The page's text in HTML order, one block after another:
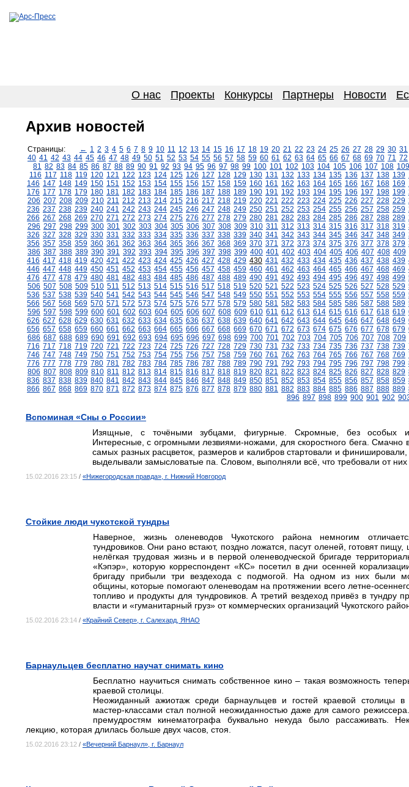
О нас Проекты Конкурсы Партнеры Новости
Архив новостей
Страницы: ← 1 2 3 4 5 6 7 8 9 10 11 12 13 14 15 16 17 18 19 20 21 22 23 24 25 26 27 28 29 30 31
40 41 42 43 44 45 46 47 48 49 50 51 52 53 54 55 56 57 58 59 60 61 62 63 64 65 66 67 68 69 70 71 72
81 82 83 84 85 86 87 88 89 90 91 92 93 94 95 96 97 98 99 100 101 102 103 104 105 106 107 108 109
116 117 118 119 120 121 122 123 124 125 126 127 128 129 130 131 132 133 134 135 136 137 138 139
146 147 148 149 150 151 152 153 154 155 156 157 158 159 160 161 162 163 164 165 166 167 168 169
176 177 178 179 180 181 182 183 184 185 186 187 188 189 190 191 192 193 194 195 196 197 198 199
206 207 208 209 210 211 212 213 214 215 216 217 218 219 220 221 222 223 224 225 226 227 228 229
236 237 238 239 240 241 242 243 244 245 246 247 248 249 250 251 252 253 254 255 256 257 258 259
266 267 268 269 270 271 272 273 274 275 276 277 278 279 280 281 282 283 284 285 286 287 288 289
296 297 298 299 300 301 302 303 304 305 306 307 308 309 310 311 312 313 314 315 316 317 318 319
326 327 328 329 330 331 332 333 334 335 336 337 338 339 340 341 342 343 344 345 346 347 348 349
356 357 358 359 360 361 362 363 364 365 366 367 368 369 370 371 372 373 374 375 376 377 378 379
386 387 388 389 390 391 392 393 394 395 396 397 398 399 400 401 402 403 404 405 406 407 408 409
416 417 418 419 420 421 422 423 424 425 426 427 428 429 430 431 432 433 434 435 436 437 438 439
446 447 448 449 450 451 452 453 454 455 456 457 458 459 460 461 462 463 464 465 466 467 468 469
476 477 478 479 480 481 482 483 484 485 486 487 488 489 490 491 492 493 494 495 496 497 498 499
506 507 508 509 510 511 512 513 514 515 516 517 518 519 520 521 522 523 524 525 526 527 528 529
536 537 538 539 540 541 542 543 544 545 546 547 548 549 550 551 552 553 554 555 556 557 558 559
566 567 568 569 570 571 572 573 574 575 576 577 578 579 580 581 582 583 584 585 586 587 588 589
596 597 598 599 600 601 602 603 604 605 606 607 608 609 610 611 612 613 614 615 616 617 618 619
626 627 628 629 630 631 632 633 634 635 636 637 638 639 640 641 642 643 644 645 646 647 648 649
656 657 658 659 660 661 662 663 664 665 666 667 668 669 670 671 672 673 674 675 676 677 678 679
686 687 688 689 690 691 692 693 694 695 696 697 698 699 700 701 702 703 704 705 706 707 708 709
716 717 718 719 720 721 722 723 724 725 726 727 728 729 730 731 732 733 734 735 736 737 738 739
746 747 748 749 750 751 752 753 754 755 756 757 758 759 760 761 762 763 764 765 766 767 768 769
776 777 778 779 780 781 782 783 784 785 786 787 788 789 790 791 792 793 794 795 796 797 798 799
806 807 808 809 810 811 812 813 814 815 816 817 818 819 820 821 822 823 824 825 826 827 828 829
836 837 838 839 840 841 842 843 844 845 846 847 848 849 850 851 852 853 854 855 856 857 858 859
866 867 868 869 870 871 872 873 874 875 876 877 878 879 880 881 882 883 884 885 886 887 888 889
896 897 898 899 900 901 902
Вспоминая «Сны о России»
Изящные, с точёными зубцами, фигурные. Скромные, без особых
Интересные, с огромными лезвиями-ножами, для скоростного бега. Смачно
самых разных расцветок, размеров и калибров стартовали и
выделывали замысловатые па. Словом, выполняли всё, что требовали от них
15.02.2016 23:15 / «Нижегородская правда», г. Нижний Новгород
Стойкие люди чукотской тундры
Наверное, жизнь оленеводов Чукотского района немногим
тундровиков. Они рано встают, поздно ложатся, пасут оленей, готовят пищу,
нелёгкая трудовая жизнь и в первой оленеводческой бригаде
«Кэпэр», которую корреспондент «КС» посетил в дни осенней
бригаду прибыли три вездехода с подмогой. На одном из них были
общины, которые помогают оленеводам на протяжении всего летне-
топливо и продукты для тундровиков. А третий вездеход привёз в тундру
власти и «гуманитарный груз» от коммерческих организаций Чукотского
15.02.2016 23:14 / «Крайний Север», г. Салехард, ЯНАО
Барнаульцев бесплатно научат снимать кино
Бесплатно научиться снимать собственное кино – такая возможность
краевой столицы.
Неожиданный ажиотаж среди барнаульцев и гостей краевой столицы в
мастер-классами стал полной неожиданностью даже для самого
премудростям кинематографа буквально некуда было рассаживать.
лекцию, которая длилась больше двух часов, стоя.
15.02.2016 23:12 / «Вечерний Барнаул», г. Барнаул